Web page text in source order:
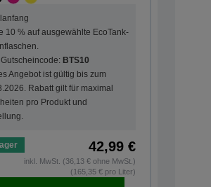
10 % auf ausgewählte EcoTank-
BTS10
Angebot ist gültig bis zum
Rabatt gilt für maximal
pro Produkt und
42,99 €
inkl. MwSt. (36,13 € ohne MwSt.)
(165,35 € pro Liter)